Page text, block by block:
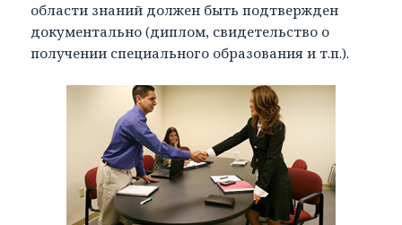
области знаний должен быть подтвержден
документально (диплом, свидетельство о
получении специального образования и т.п.).